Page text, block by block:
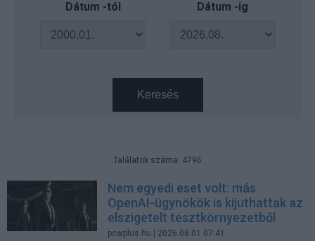
Dátum -tól Dátum -ig
Keresés
Találatok száma: 4796
Nem egyedi eset volt: más
OpenAI-ügynökök is kijuthattak az
elszigetelt tesztkörnyezetből
pcwplus.hu | 2026.08.01 07:41